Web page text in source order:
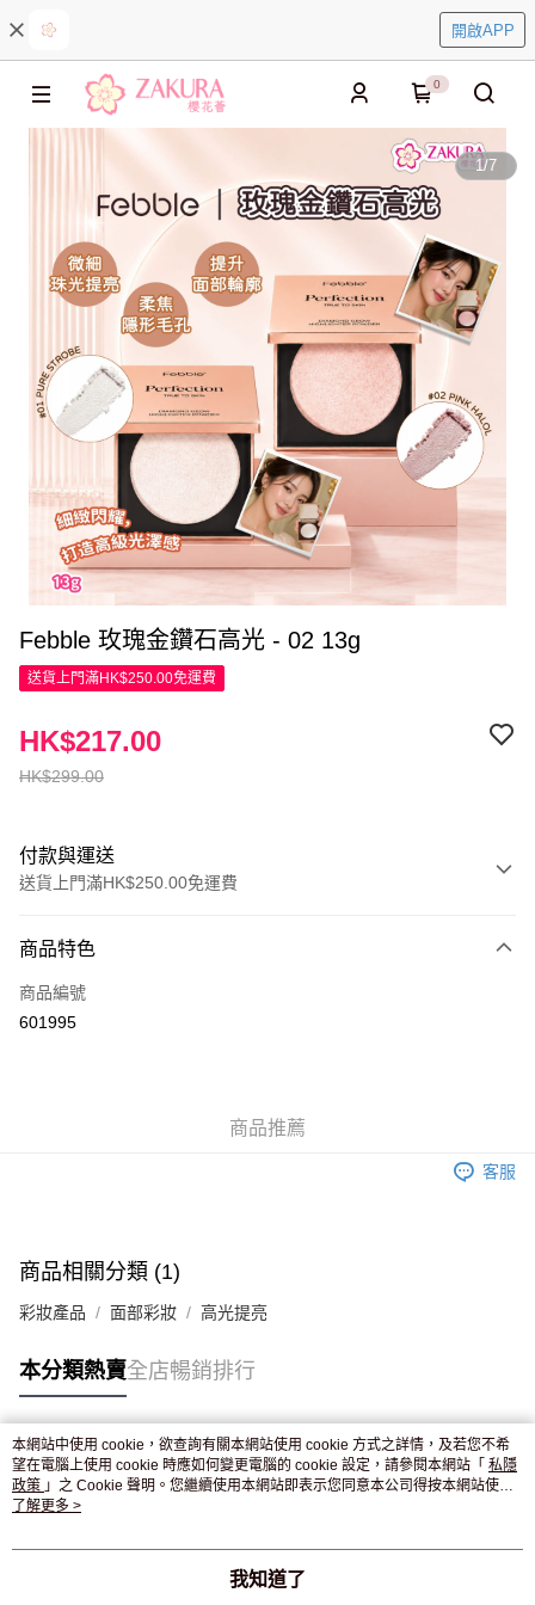
開啟APP
0
1/7
Febble 玫瑰金鑽石高光 - 02 13g
送貨上門滿HK$250.00免運費
HK$299.00
HK$217.00
付款與運送
送貨上門滿HK$250.00免運費
信用卡
Apple Pay
付款後門市自取，訂單確認後2-4個工作天到店，7天內取。逾期後
商品特色
商品編號
601995
商品推薦
客服
商品相關分類 (1)
彩妝產品 面部彩妝 高光提亮
本分類熱賣全店暢銷排行
熱門標籤
熱銷排行
本網站中使用 cookie，欲查詢有關本網站使用 cookie 方式之詳情，及若您不希
望在電腦上使用 cookie 時應如何變更電腦的 cookie 設定，請參閱本網站「 私隱
政策 」之 Cookie 聲明。您繼續使用本網站即表示您同意本公司得按本網站使用
條款之 Cookie 聲明使用 cookie。
了解更多 >
我知道了